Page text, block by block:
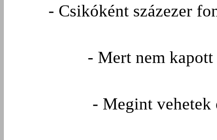
- Csikóként százezer
- Mert nem kapott
- Megint vehetek